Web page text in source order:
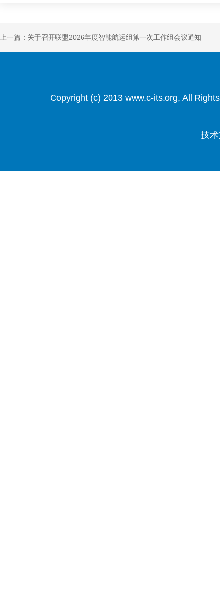
上一篇：关于召开联盟2026年度智能航运组第一次工作组会议通知
Copyright (c) 2013 www.c-its.org, All
技